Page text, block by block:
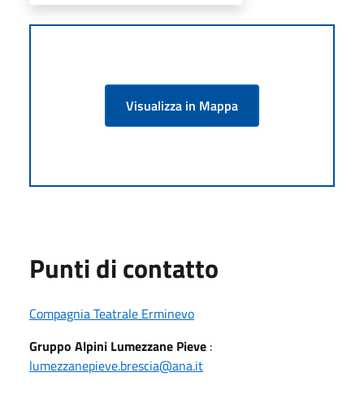
Visualizza in Mappa
Punti di contatto
Compagnia Teatrale Erminevo
Gruppo Alpini Lumezzane Pieve :
lumezzanepieve.brescia@ana.it